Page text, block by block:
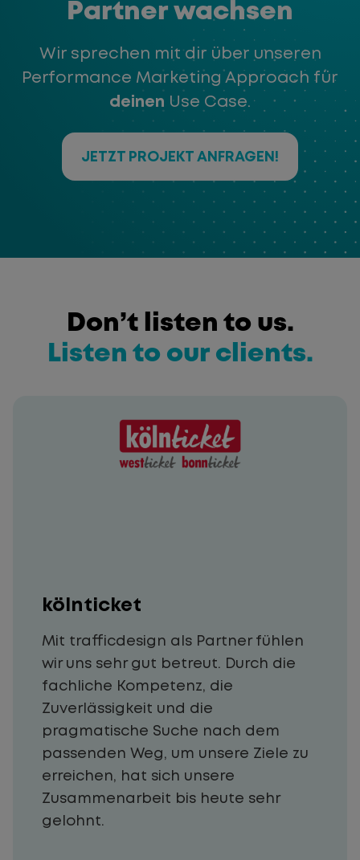
Partner wachsen
Wir sprechen mit dir über unseren
Performance Marketing Approach für
deinen Use Case.
JETZT PROJEKT ANFRAGEN!
Don’t listen to us.
Listen to our clients.
kölnticket
Mit trafficdesign als Partner fühlen
wir uns sehr gut betreut. Durch die
fachliche Kompetenz, die
Zuverlässigkeit und die
pragmatische Suche nach dem
passenden Weg, um unsere Ziele zu
erreichen, hat sich unsere
Zusammenarbeit bis heute sehr
gelohnt.